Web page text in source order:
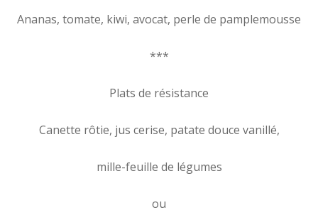
Ananas, tomate, kiwi, avocat, perle de pamplemousse
***
Plats de résistance
Canette rôtie, jus cerise, patate douce vanillé,
mille-feuille de légumes
ou